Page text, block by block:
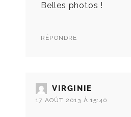
Belles photos !
RÉPONDRE
VIRGINIE
17 AOÛT 2013 À 15:40